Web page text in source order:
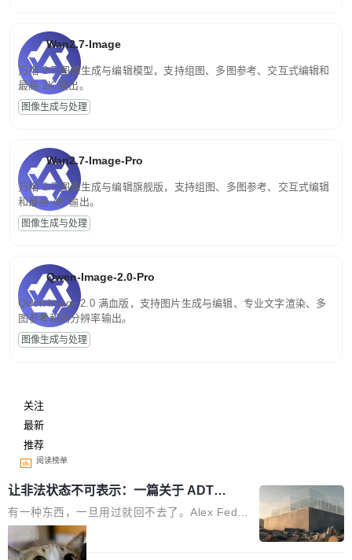
Wan2.7-Image
万相 2.7 图像生成与编辑模型，支持组图、多图参考、交互式编辑和
最高 2K 输出。
图像生成与处理
Wan2.7-Image-Pro
万相 2.7 图像生成与编辑旗舰版，支持组图、多图参考、交互式编辑
和最高 4K 输出。
图像生成与处理
Qwen-Image-2.0-Pro
Qwen-Image-2.0 满血版，支持图片生成与编辑、专业文字渲染、多
图参考和高分辨率输出。
图像生成与处理
关注
最新
推荐
阅读榜单
让非法状态不可表示：一篇关于 ADT
的帖子在 Reddit 火了
有一种东西，一旦用过就回不去了。Alex Fedos
eev 管它叫"软件设计的基石"。 他说的东西不新
鲜——代数数据类型（ADT），尤其是和类型
局